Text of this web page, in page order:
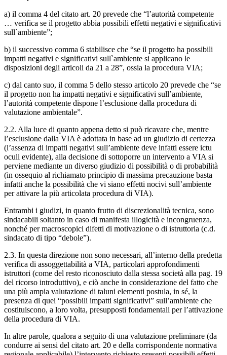
a) il comma 4 del citato art. 20 prevede che “l’autorità competente
… verifica se il progetto abbia possibili effetti negativi e significativi
sull`ambiente”;
b) il successivo comma 6 stabilisce che “se il progetto ha possibili
impatti negativi e significativi sull`ambiente si applicano le
disposizioni degli articoli da 21 a 28”, ossia la procedura VIA;
c) dal canto suo, il comma 5 dello stesso articolo 20 prevede che “se
il progetto non ha impatti negativi e significativi sull’ambiente,
l’autorità competente dispone l’esclusione dalla procedura di
valutazione ambientale”.
2.2. Alla luce di quanto appena detto si può ricavare che, mentre
l’esclusione dalla VIA è adottata in base ad un giudizio di certezza
(l’assenza di impatti negativi sull’ambiente deve infatti essere ictu
oculi evidente), alla decisione di sottoporre un intervento a VIA si
perviene mediante un diverso giudizio di possibilità o di probabilità
(in ossequio al richiamato principio di massima precauzione basta
infatti anche la possibilità che vi siano effetti nocivi sull’ambiente
per attivare la più articolata procedura di VIA).
Entrambi i giudizi, in quanto frutto di discrezionalità tecnica, sono
sindacabili soltanto in caso di manifesta illogicità e incongruenza,
nonché per macroscopici difetti di motivazione o di istruttoria (c.d.
sindacato di tipo “debole”).
2.3. In questa direzione non sono necessari, all’interno della predetta
verifica di assoggettabilità a VIA, particolari approfondimenti
istruttori (come del resto riconosciuto dalla stessa società alla pag. 19
del ricorso introduttivo), e ciò anche in considerazione del fatto che
una più ampia valutazione di taluni elementi postula, in sé, la
presenza di quei “possibili impatti significativi” sull’ambiente che
costituiscono, a loro volta, presupposti fondamentali per l’attivazione
della procedura di VIA.
In altre parole, qualora a seguito di una valutazione preliminare (da
condurre ai sensi del citato art. 20 e della corrispondente normativa